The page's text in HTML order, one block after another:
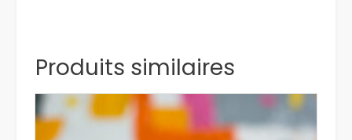
Produits similaires